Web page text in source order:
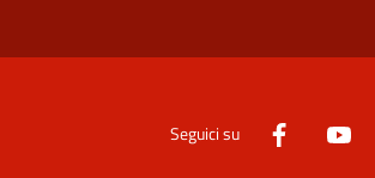
Seguici su